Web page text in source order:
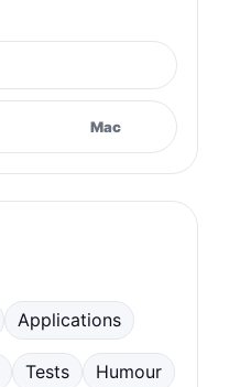
Mac
Applications
Tests Humour